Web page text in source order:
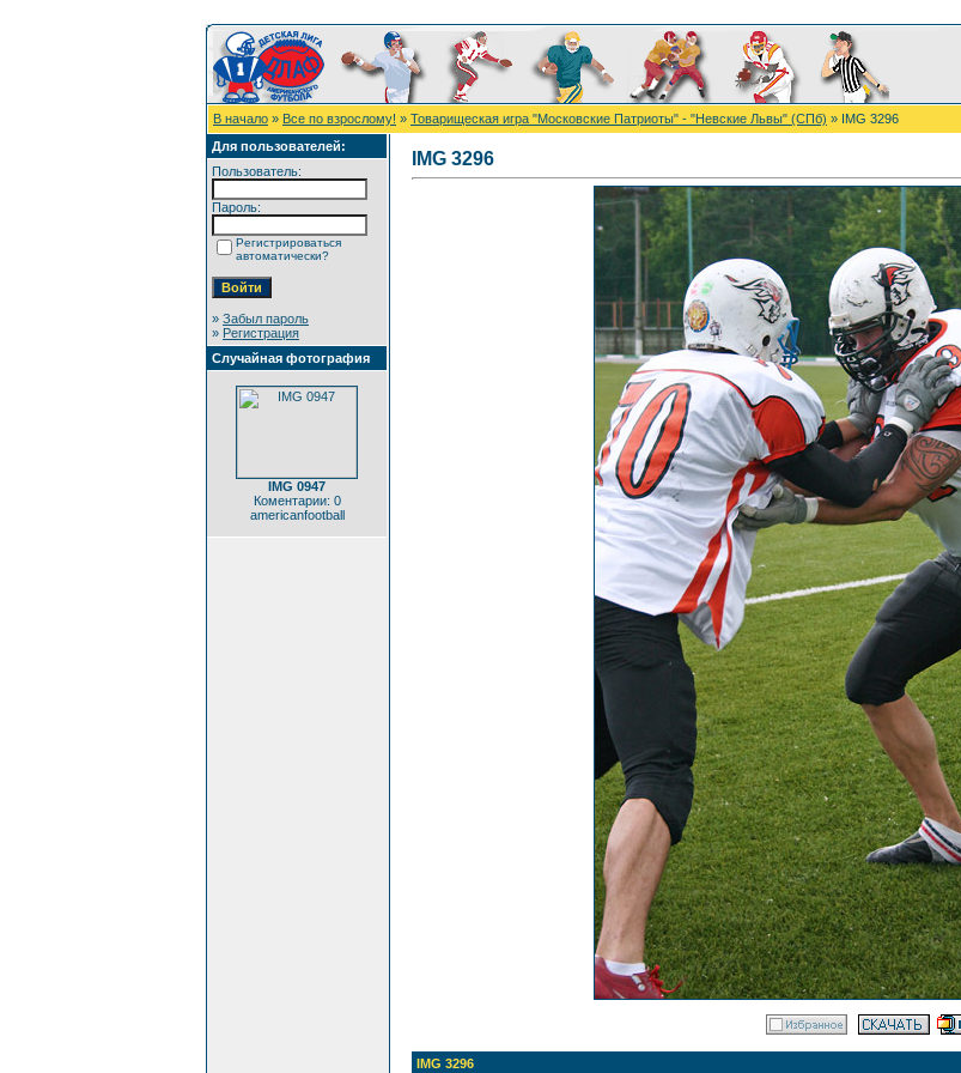
В начало » Все по взрослому! » Товарищеская игра "Московские Патриоты" - "Невские Львы" (СПб) » IMG 3296
Для пользователей:
Пользователь:
Пароль:
Регистрироваться
автоматически?
» Забыл пароль
» Регистрация
Случайная фотография
IMG 0947
Коментарии: 0
americanfootball
IMG 3296
IMG 3296